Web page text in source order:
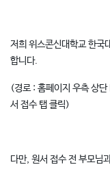
저희 위스콘신대학교 한국
합니다.
(경로 : 홈페이지 우측 상
서 접수 탭 클릭)
다만, 원서 접수 전 부모님